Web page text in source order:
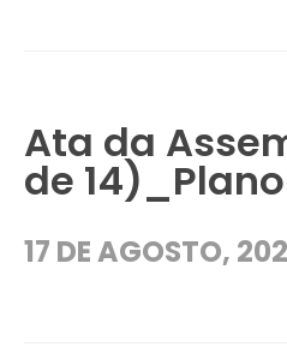
Ata da
de
17 DE AGOSTO,